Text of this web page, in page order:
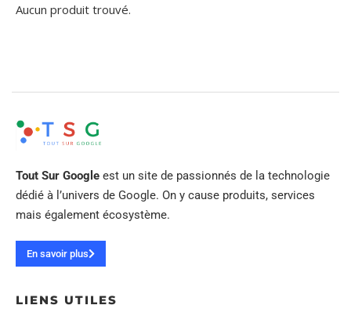
Aucun produit trouvé.
Tout Sur Google est un site de passionnés de la technologie
dédié à l’univers de Google. On y cause produits, services
mais également écosystème.
En savoir plus
LIENS UTILES